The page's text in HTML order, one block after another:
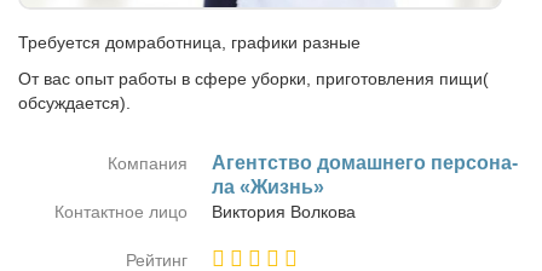
Требуется домработница, графики разные
От вас опыт работы в сфере уборки, приготовления пищи(
обсуждается).
Компания
Агент­ство до­маш­не­го пер­со­на­
ла «Жизнь»
Контактное лицо Вик­то­рия Вол­ко­ва
Рейтинг